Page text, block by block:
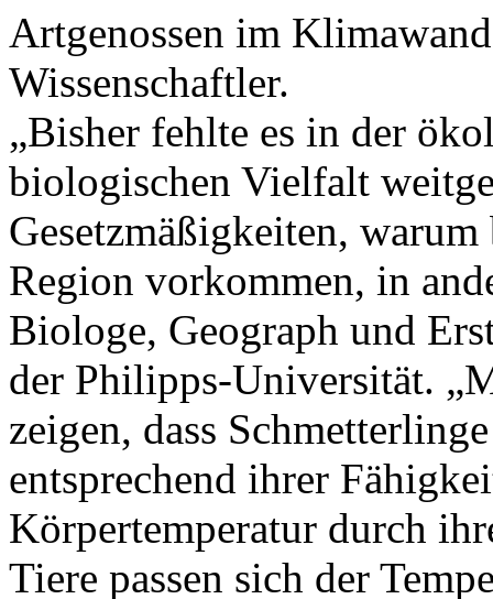
Artgenossen im
Wissenschaftler.
„Bisher fehlte es in der
biologischen Vielfalt
Gesetzmäßigkeiten,
Region vorkommen, in
Biologe, Geograph und
der Philipps-Universität.
zeigen, dass
entsprechend ihrer
Körpertemperatur durch
Tiere passen sich der